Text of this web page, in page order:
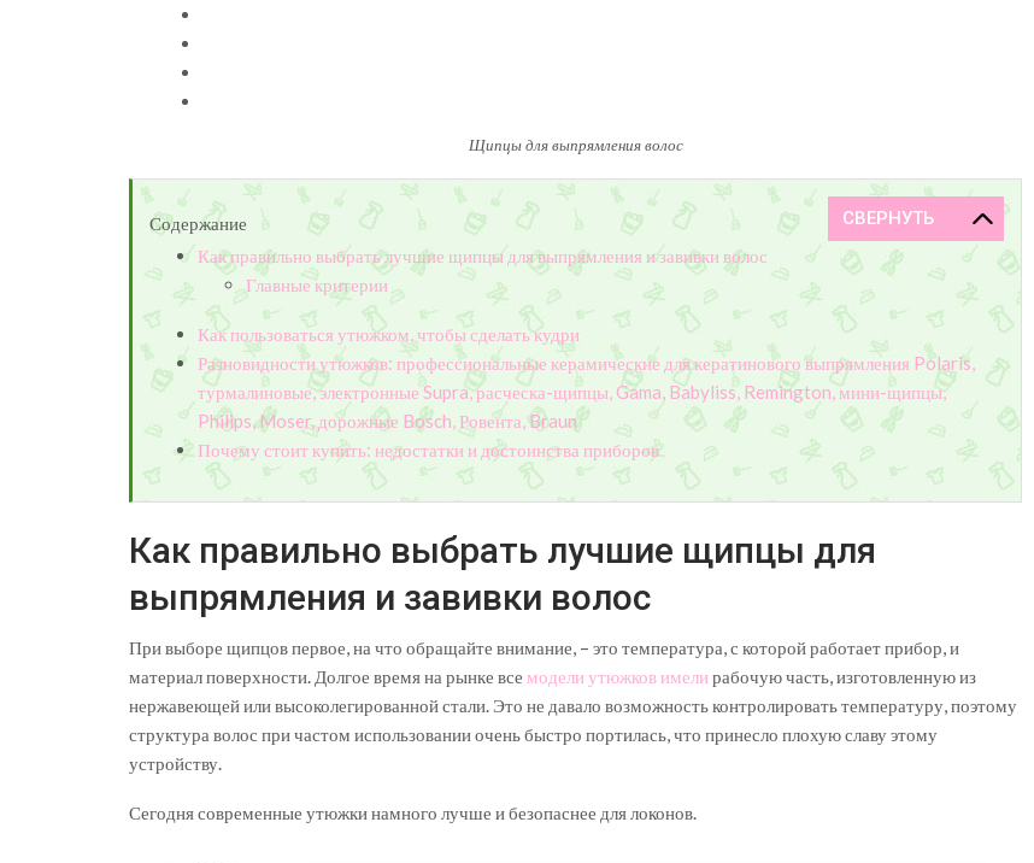
Щипцы для выпрямления волос
Содержание
Как правильно выбрать лучшие щипцы для выпрямления и завивки волос
Главные критерии
Как пользоваться утюжком, чтобы сделать кудри
Разновидности утюжков: профессиональные керамические для кератинового выпрямления Polaris,
турмалиновые, электронные Supra, расческа-щипцы, Gama, Babyliss, Remington, мини-щипцы,
Philips, Moser, дорожные Bosch, Ровента, Braun
Почему стоит купить: недостатки и достоинства приборов
Как правильно выбрать лучшие щипцы для
выпрямления и завивки волос
При выборе щипцов первое, на что обращайте внимание, – это температура, с которой работает прибор, и
материал поверхности. Долгое время на рынке все модели утюжков имели рабочую часть, изготовленную из
нержавеющей или высоколегированной стали. Это не давало возможность контролировать температуру, поэтому
структура волос при частом использовании очень быстро портилась, что принесло плохую славу этому
устройству.
Сегодня современные утюжки намного лучше и безопаснее для локонов.